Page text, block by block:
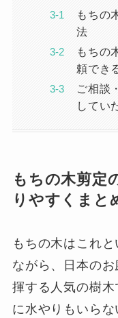
もちの
法
もちの
頼でき
ご相談
してい
もちの木剪定
りやすくまと
もちの木はこれ
ながら、日本の
揮する人気の樹木
に水やりもいら